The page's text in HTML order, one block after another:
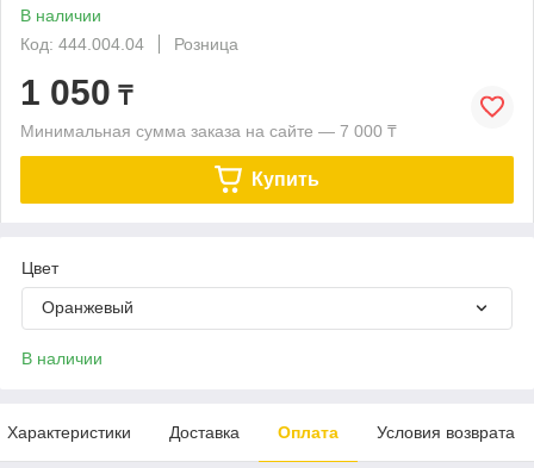
В наличии
Код: 444.004.04
Розница
1 050 ₸
Минимальная сумма заказа на сайте — 7 000 ₸
Купить
Цвет
Оранжевый
В наличии
Характеристики Доставка Оплата Условия возврата